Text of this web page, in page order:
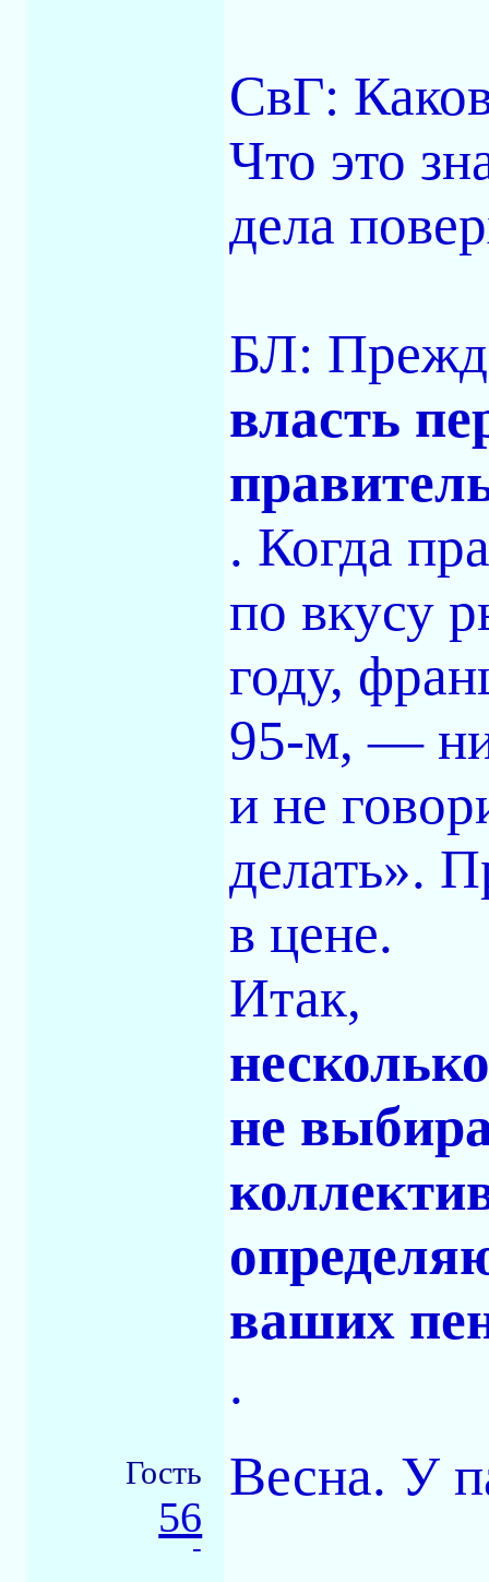
СвГ:
Что это
дела
БЛ:
власть
. Когда
по вкусу
году,
95-м, —
и не
делать».
в цене.
Итак,
не
ваших
.
Гость
56
-
Весна. У